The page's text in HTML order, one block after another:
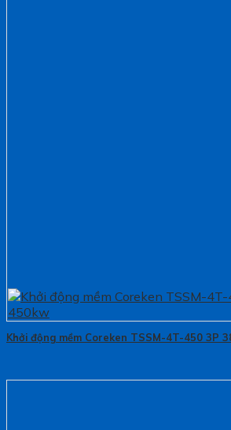
Khởi động mềm Coreken TSSM-4T-450 3P